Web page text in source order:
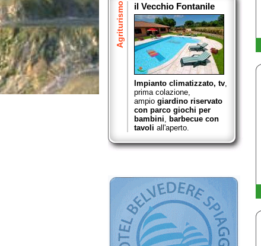
Agriturismo il Vecchio Fontanile
Impianto climatizzato, tv,
prima colazione,
ampio giardino riservato
con parco giochi per
bambini, barbecue con
tavoli all'aperto.